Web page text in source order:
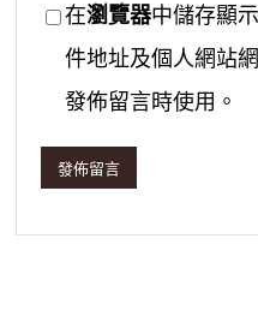
在瀏覽器中儲存顯
件地址及個人網站
發佈留言時使用。